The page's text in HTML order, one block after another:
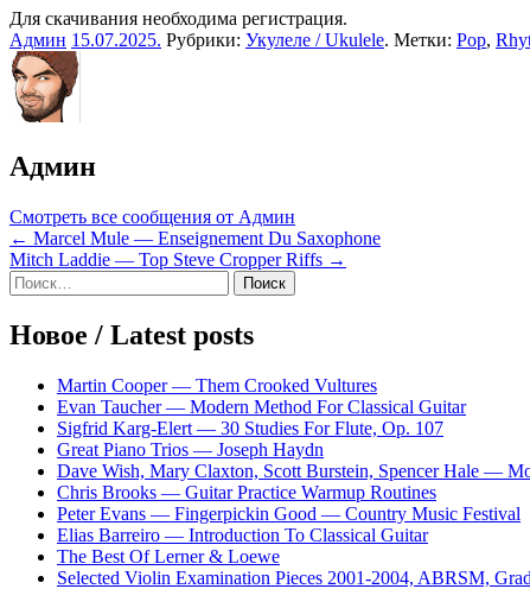
Для скачивания необходима регистрация.
Админ 15.07.2025. Рубрики: Укулеле / Ukulele. Метки: Pop,
Админ
Смотреть все сообщения от Админ
Навигация
по
записям
← Marcel Mule — Enseignement Du Saxophone
Mitch Laddie — Top Steve Cropper Riffs →
Sidebar
Найти:
Новое / Latest posts
Martin Cooper — Them Crooked Vultures
Evan Taucher — Modern Method For Classical Guitar
Sigfrid Karg-Elert — 30 Studies For Flute, Op. 107
Great Piano Trios — Joseph Haydn
Dave Wish, Mary Claxton, Scott Burstein, Spencer Hale —
Chris Brooks — Guitar Practice Warmup Routines
Peter Evans — Fingerpickin Good — Country Music Festival
Elias Barreiro — Introduction To Classical Guitar
The Best Of Lerner & Loewe
Selected Violin Examination Pieces 2001-2004, ABRSM,